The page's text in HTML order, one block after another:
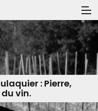
: Pierre,
vin.